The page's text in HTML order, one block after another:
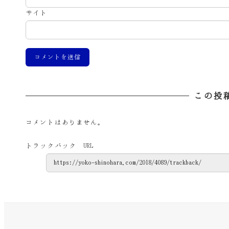
サイト
この投
コメントはありません。
トラックバック URL